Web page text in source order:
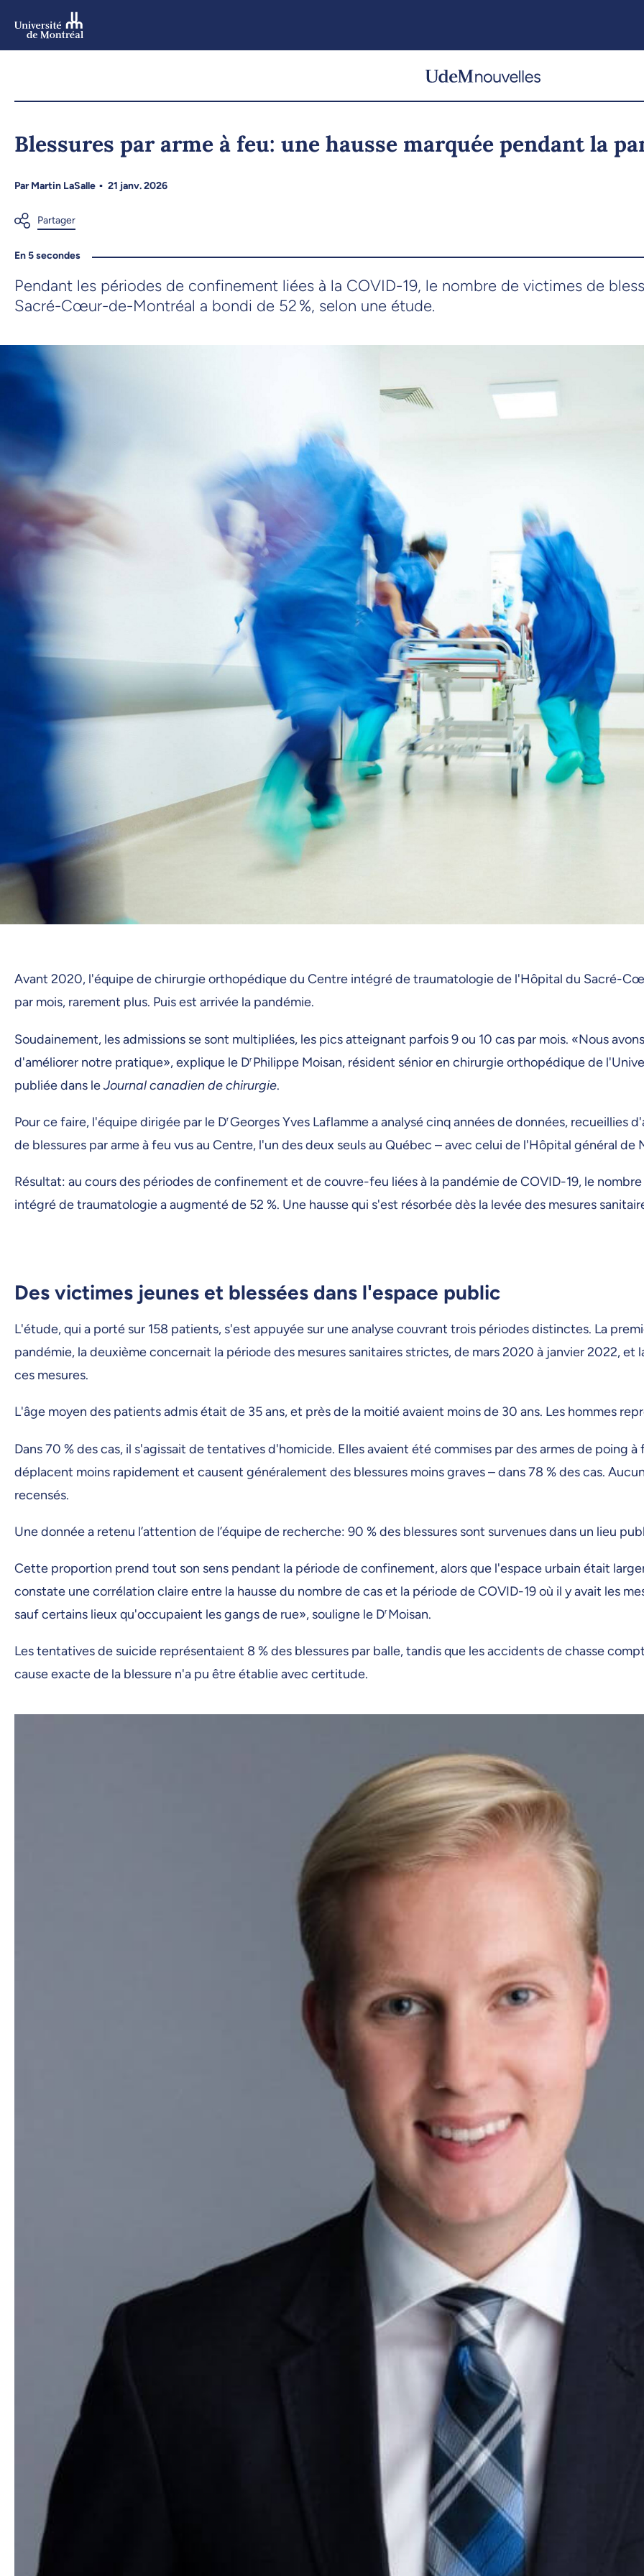
Blessures par arme à feu: une hausse marquée pendant la
ParMartin LaSalle 21 janv. 2026
En 5 secondes
Pendant les périodes de confinement liées à la COVID-19, le nombre de victimes de
Sacré-Cœur-de-Montréal a bondi de 52 %, selon une étude.
Avant 2020, l'équipe de chirurgie orthopédique du Centre intégré de traumatologie de l'Hôpital du Sacré-
par mois, rarement plus. Puis est arrivée la pandémie.
Soudainement, les admissions se sont multipliées, les pics atteignant parfois 9 ou 10 cas par mois. «Nous
d'améliorer notre pratique», explique le DrPhilippe Moisan, résident sénior en chirurgie orthopédique de
publiée dans leJournal canadien de chirurgie.
Pour ce faire, l'équipe dirigée par le DrGeorges Yves Laflamme a analysé cinq années de données, recueillies
de blessures par arme à feu vus au Centre, l'un des deux seuls au Québec – avec celui de l'Hôpital général
Résultat: au cours des périodes de confinement et de couvre-feu liées à la pandémie de COVID-19, le
intégré de traumatologie a augmenté de 52 %. Une hausse qui s'est résorbée dès la levée des mesures
Des victimes jeunes et blessées dans l'espace public
L'étude, qui a porté sur 158 patients, s'est appuyée sur une analyse couvrant trois périodes distinctes. La
pandémie, la deuxième concernait la période des mesures sanitaires strictes, de mars 2020 à janvier 2022, et
ces mesures.
L'âge moyen des patients admis était de 35 ans, et près de la moitié avaient moins de 30 ans. Les hommes
Dans 70 % des cas, il s'agissait de tentatives d'homicide. Elles avaient été commises par des armes de
déplacent moins rapidement et causent généralement des blessures moins graves – dans 78 % des cas.
recensés.
Une donnée a retenu l’attention de l’équipe de recherche: 90 % des blessures sont survenues dans un lieu
Cette proportion prend tout son sens pendant la période de confinement, alors que l'espace urbain était
constate une corrélation claire entre la hausse du nombre de cas et la période de COVID-19 où il y avait les
sauf certains lieux qu'occupaient les gangs de rue», souligne le DrMoisan.
Les tentatives de suicide représentaient 8 % des blessures par balle, tandis que les accidents de chasse
cause exacte de la blessure n'a pu être établie avec certitude.